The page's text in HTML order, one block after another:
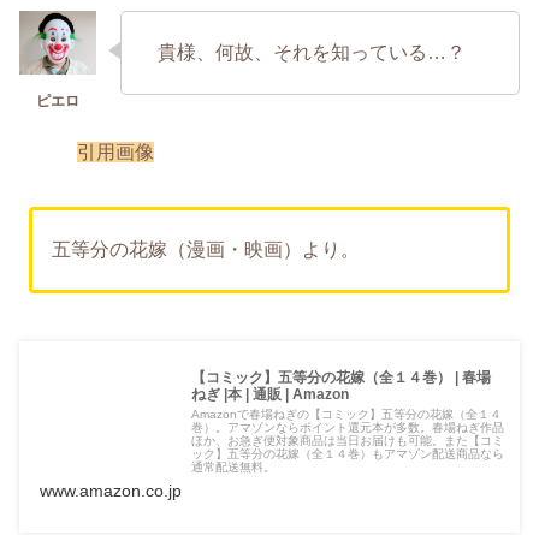
貴様、何故、それを知っている…？
引用画像
五等分の花嫁（漫画・映画）より。
【コミック】五等分の花嫁（全１４巻） | 春場
ねぎ |本 | 通販 | Amazon
Amazonで春場ねぎの【コミック】五等分の花嫁（全１４
巻）。アマゾンならポイント還元本が多数。春場ねぎ作品
ほか、お急ぎ便対象商品は当日お届けも可能。また【コミ
ック】五等分の花嫁（全１４巻）もアマゾン配送商品なら
通常配送無料。
www.amazon.co.jp